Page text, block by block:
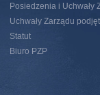
Posiedzenia i Uchwały
Uchwały Zarządu
Statut
Biuro PZP